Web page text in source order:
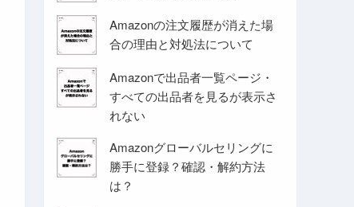
Amazonの注文履歴が消えた場
合の理由と対処法について
Amazonで出品者一覧ページ・
すべての出品者を見るが表示さ
れない
Amazonグローバルセリングに
勝手に登録？確認・解約方法
は？